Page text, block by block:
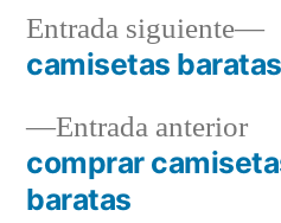
Navegación
de
entradas
Entrada anterior
comprar
baratas
Entrada siguiente
camisetas